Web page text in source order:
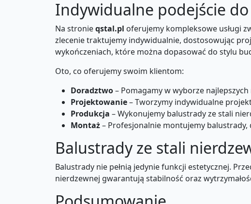
Indywidualne podejście
Na stronieqstal.pl oferujemy kompleksowe usługi
zlecenie traktujemy indywidualnie, dostosowując
wykończeniach, które można dopasować do stylu
Oto, co oferujemy swoim klientom:
Doradztwo– Pomagamy w wyborze
Projektowanie– Tworzymy indywidualne
Produkcja – Wykonujemy balustrady ze stali
Montaż– Profesjonalnie montujemy balustrady,
Balustrady ze stali
Balustrady nie pełnią jedynie funkcji estetycznej.
nierdzewnej gwarantują stabilność oraz